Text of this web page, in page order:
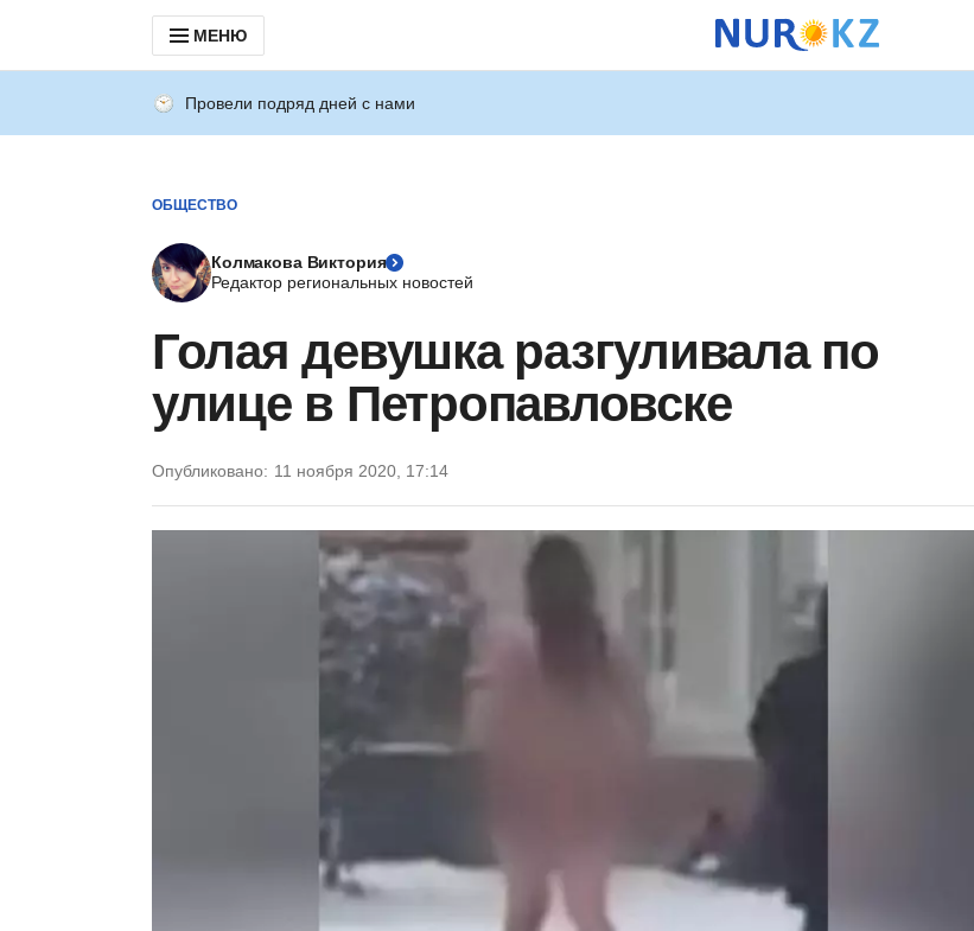
МЕНЮ
Провели подряд дней с нами
ОБЩЕСТВО
Колмакова Виктория
Редактор региональных новостей
Голая девушка разгуливала по
улице в Петропавловске
Опубликовано: 11 ноября 2020, 17:14